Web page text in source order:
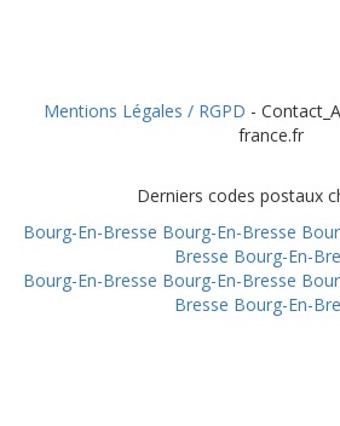
Mentions Légales / RGPD -
france.fr
Derniers codes postaux
Bourg-En-Bresse Bourg-En-Bresse
Bresse Bourg-En-
Bourg-En-Bresse Bourg-En-Bresse
Bresse Bourg-En-